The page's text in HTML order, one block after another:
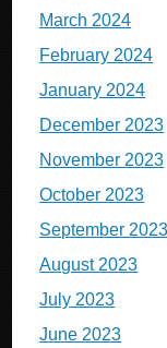
March 2024
February 2024
January 2024
December 2023
November 2023
October 2023
September 2023
August 2023
July 2023
June 2023